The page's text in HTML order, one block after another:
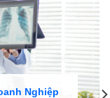
Nghiệp